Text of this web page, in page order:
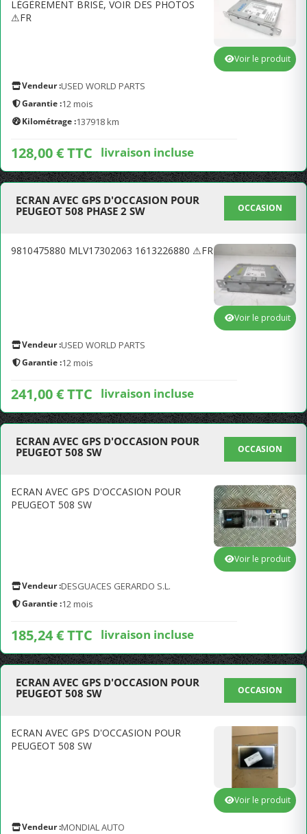
LÉGÈREMENT BRISÉ, VOIR DES PHOTOS
⚠FR
Vendeur :USED WORLD PARTS
Garantie :12 mois
Kilométrage :137918 km
128,00 € TTC livraison incluse
Voir le produit
ECRAN AVEC GPS D'OCCASION POUR
PEUGEOT 508 PHASE 2 SW
OCCASION
9810475880 MLV17302063 1613226880 ⚠FR
Vendeur :USED WORLD PARTS
Garantie :12 mois
241,00 € TTC livraison incluse
Voir le produit
ECRAN AVEC GPS D'OCCASION POUR
PEUGEOT 508 SW
OCCASION
ECRAN AVEC GPS D'OCCASION POUR
PEUGEOT 508 SW
Vendeur :DESGUACES GERARDO S.L.
Garantie :12 mois
185,24 € TTC livraison incluse
Voir le produit
ECRAN AVEC GPS D'OCCASION POUR
PEUGEOT 508 SW
OCCASION
ECRAN AVEC GPS D'OCCASION POUR
PEUGEOT 508 SW
Vendeur :MONDIAL AUTO
Voir le produit